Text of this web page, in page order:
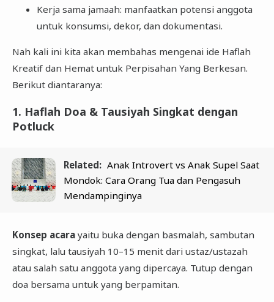
Kerja sama jamaah: manfaatkan potensi anggota
untuk konsumsi, dekor, dan dokumentasi.
Nah kali ini kita akan membahas mengenai ide Haflah
Kreatif dan Hemat untuk Perpisahan Yang Berkesan.
Berikut diantaranya:
1. Haflah Doa & Tausiyah Singkat dengan
Potluck
Related: Anak Introvert vs Anak Supel Saat
Mondok: Cara Orang Tua dan Pengasuh
Mendampinginya
Konsep acarayaitu buka dengan basmalah, sambutan
singkat, lalu tausiyah 10–15 menit dari ustaz/ustazah
atau salah satu anggota yang dipercaya. Tutup dengan
doa bersama untuk yang berpamitan.